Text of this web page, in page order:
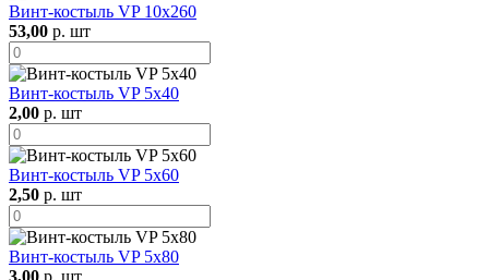
Винт-костыль VP 10х260
53,00 р. шт
Винт-костыль VP 5х40
2,00 р. шт
Винт-костыль VP 5х60
2,50 р. шт
Винт-костыль VP 5х80
3,00 р. шт